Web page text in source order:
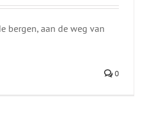
bergen, aan de weg van
0